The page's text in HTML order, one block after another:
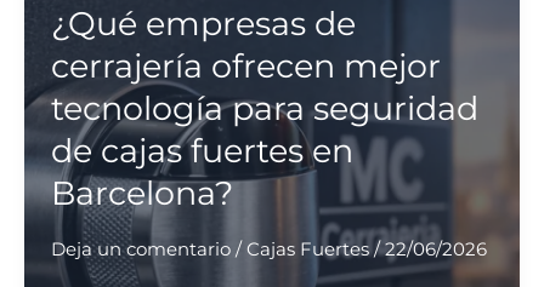
respuesta
más
rápida
en
situaciones
de
emergencia
en
Barcelona?
¿Qué empresas de
cerrajería ofrecen mejor
tecnología para seguridad
de cajas fuertes en
Barcelona?
Deja un comentario /Cajas Fuertes/22/06/2026